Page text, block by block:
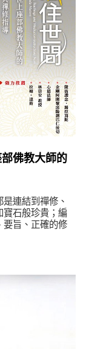
佛教大師的
連結到禪修、
寶石般珍貴；編
要旨、正確的修